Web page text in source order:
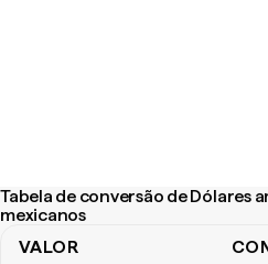
Tabela de conversão de Dólares
mexicanos
VALOR